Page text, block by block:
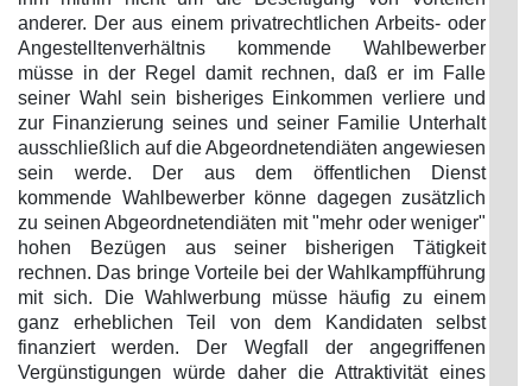
anderer. Der aus einem privatrechtlichen Arbeits- oder
Angestelltenverhältnis kommende Wahlbewerber
müsse in der Regel damit rechnen, daß er im Falle
seiner Wahl sein bisheriges Einkommen verliere und
zur Finanzierung seines und seiner Familie Unterhalt
ausschließlich auf die Abgeordnetendiäten angewiesen
sein werde. Der aus dem öffentlichen Dienst
kommende Wahlbewerber könne dagegen zusätzlich
zu seinen Abgeordnetendiäten mit "mehr oder weniger"
hohen Bezügen aus seiner bisherigen Tätigkeit
rechnen. Das bringe Vorteile bei der Wahlkampfführung
mit sich. Die Wahlwerbung müsse häufig zu einem
ganz erheblichen Teil von dem Kandidaten selbst
finanziert werden. Der Wegfall der angegriffenen
Vergünstigungen würde daher die Attraktivität eines